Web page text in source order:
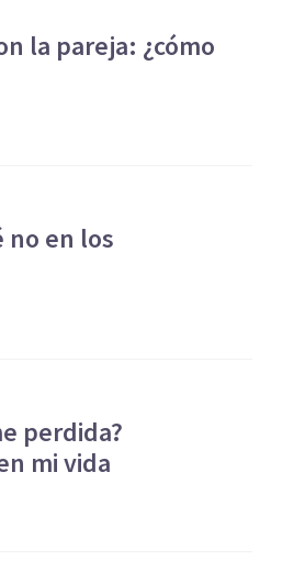
la pareja: ¿cómo
no en los
perdida?
mi vida